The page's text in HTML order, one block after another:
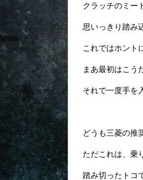
クラッチのミー
思いっきり踏み
これではホント
まあ最初はこう
それで一度手を
どうも三菱の推
ただこれは、乗
踏み切ったトコ